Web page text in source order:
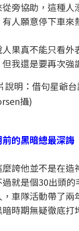
從旁協助，這種
人願意停下車來
果真不能只看外
我還是要再次強
說明：借句星爺
攝)
的黑暗總最深誨
誇他並不是在造
就是個30出頭
，車隊活動帶了
暗時期無疑徹底打